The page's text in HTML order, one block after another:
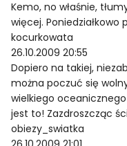
Kemo, no właśnie,
więcej. Poniedziałkowo
kocurkowata
26.10.2009 20:55
Dopiero na takiej,
można poczuć się
wielkiego
jest to! Zazdroszcząc
obiezy_swiatka